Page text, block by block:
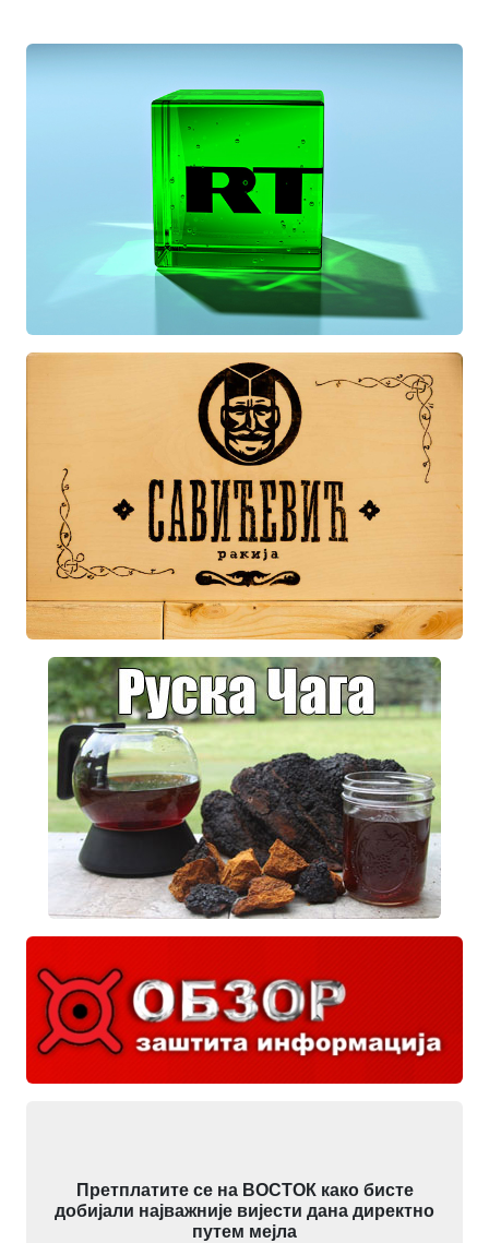
Претплатите се на ВОСТОК како бисте
добијали најважније вијести дана директно
путем мејла